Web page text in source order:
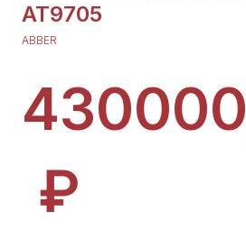
AT9705
ABBER
₽